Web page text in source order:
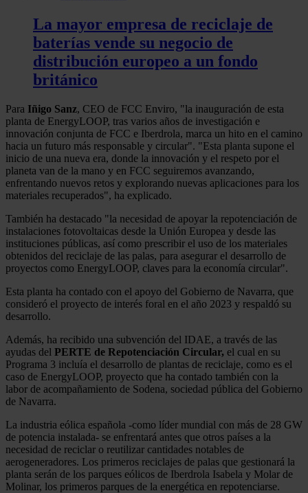
La mayor empresa de reciclaje de
baterías vende su negocio de
distribución europeo a un fondo
británico
Para Iñigo Sanz, CEO de FCC Enviro, "la inauguración de esta
planta de EnergyLOOP, tras varios años de investigación e
innovación conjunta de FCC e Iberdrola, marca un hito en el camino
hacia un futuro más responsable y circular". "Esta planta supone el
inicio de una nueva era, donde la innovación y el respeto por el
planeta van de la mano y en FCC seguiremos avanzando,
enfrentando nuevos retos y explorando nuevas aplicaciones para los
materiales recuperados", ha explicado.
También ha destacado "la necesidad de apoyar la repotenciación de
instalaciones fotovoltaicas desde la Unión Europea y desde las
instituciones públicas, así como prescribir el uso de los materiales
obtenidos del reciclaje de las palas, para asegurar el desarrollo de
proyectos como EnergyLOOP, claves para la economía circular".
Esta planta ha contado con el apoyo del Gobierno de Navarra, que
consideró el proyecto de interés foral en el año 2023 y respaldó su
desarrollo.
Además, ha recibido una subvención del IDAE, a través de las
ayudas del PERTE de Repotenciación Circular, el cual en su
Programa 3 incluía el desarrollo de plantas de reciclaje, como es el
caso de EnergyLOOP, proyecto que ha contado también con la
labor de acompañamiento de Sodena, sociedad pública del Gobierno
de Navarra.
La industria eólica española -como líder mundial con más de 28 GW
de potencia instalada- se enfrentará antes que otros países a la
necesidad de reciclar o reutilizar cantidades notables de
aerogeneradores. Los primeros reciclajes de palas que gestionará la
planta serán de los parques eólicos de Iberdrola Isabela y Molar de
Molinar, los primeros parques de la energética en repotenciarse.